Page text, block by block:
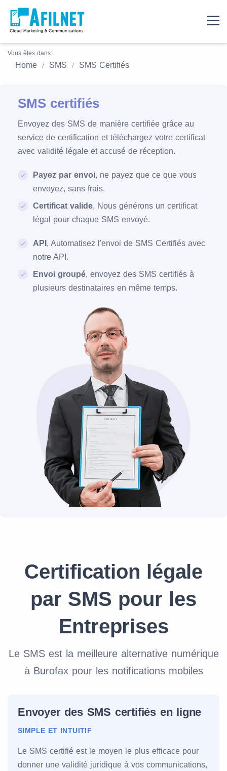
Vous êtes dans:
Home SMS SMS Certifiés
SMS certifiés
Envoyez des SMS de manière certifiée grâce au
service de certification et téléchargez votre certificat
avec validité légale et accusé de réception.
Payez par envoi, ne payez que ce que vous
envoyez, sans frais.
Certificat valide, Nous générons un certificat
légal pour chaque SMS envoyé.
API , Automatisez l'envoi de SMS Certifiés avec
notre API.
Envoi groupé, envoyez des SMS certifiés à
plusieurs destinataires en même temps.
Certification légale
par SMS pour les
Entreprises
Le SMS est la meilleure alternative numérique
à Burofax pour les notifications mobiles
Envoyer des SMS certifiés en ligne
SIMPLE ET INTUITIF
Le SMS certifié est le moyen le plus efficace pour
donner une validité juridique à vos communications,